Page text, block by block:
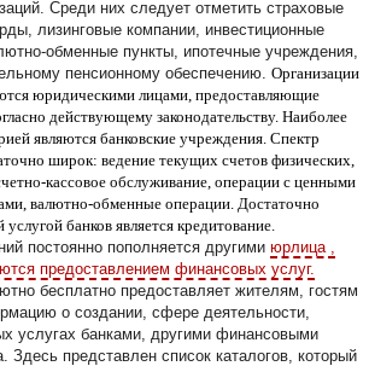
Среди них следует отметить страховые
лизинговые компании, инвестиционные
обменные пункты, ипотечные учреждения,
пенсионному обеспечению. Организации
юридическими лицами, предоставляющие
действующему законодательству. Наиболее
являются банковские учреждения. Спектр
широк: ведение текущих счетов физических,
кассовое обслуживание, операции с ценными
валютно-обменные операции. Достаточно
банков является кредитование.
постоянно пополняется другими юрлица ,
предоставлением финансовых услуг.
бесплатно предоставляет жителям, гостям
о создании, сфере деятельности,
услугах банками, другими финансовыми
Здесь представлен список каталогов, который